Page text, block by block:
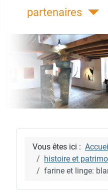
partenaires
Vous êtes ici : Accueil
histoire et
farine et linge: